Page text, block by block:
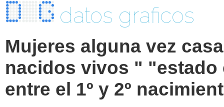
datos graficos
Mujeres alguna vez
nacidos vivos "
entre el 1º y 2º